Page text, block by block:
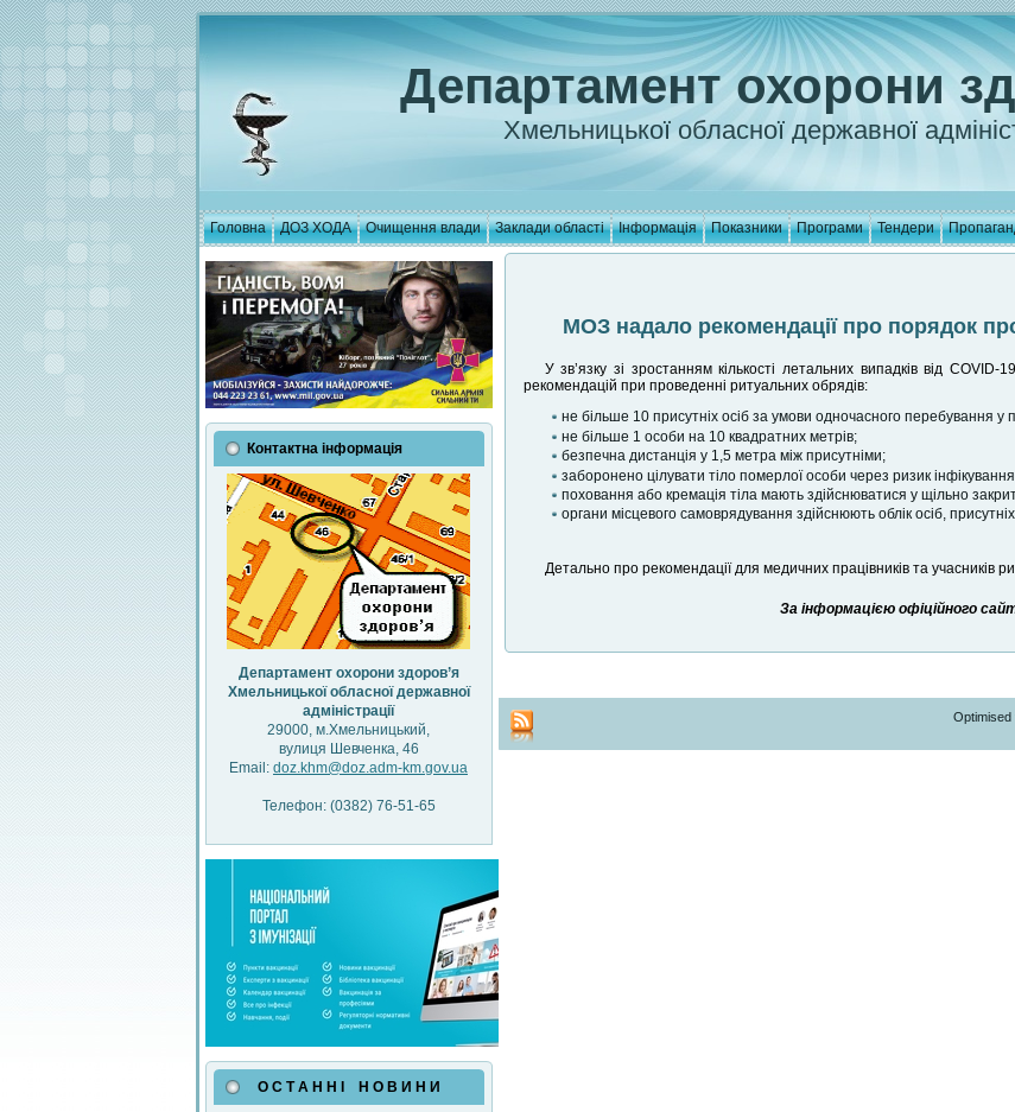
Департамент охорони
Хмельницької обласної державної
Головна ДОЗ ХОДА Очищення влади Заклади області Інформація Показники Програми Тендери
Контактна інформація
Департамент охорони здоров’я
Хмельницької обласної державної
адміністрації
29000, м.Хмельницький,
вулиця Шевченка, 46
Email: doz.khm@doz.adm-km.gov.ua
Телефон: (0382) 76-51-65
О С Т А Н Н І Н О В И Н И
МОЗ надало рекомендації про порядок
У зв’язку зі зростанням кількості летальних випадків від
рекомендацій при проведенні ритуальних обрядів:
не більше 10 присутніх осіб за умови одночасного перебування у
не більше 1 особи на 10 квадратних метрів;
безпечна дистанція у 1,5 метра між присутніми;
заборонено цілувати тіло померлої особи через ризик
поховання або кремація тіла мають здійснюватися у щільно
органи місцевого самоврядування здійснюють облік осіб,
Детально про рекомендації для медичних працівників та учасників
За інформацією офіційного
Optimised